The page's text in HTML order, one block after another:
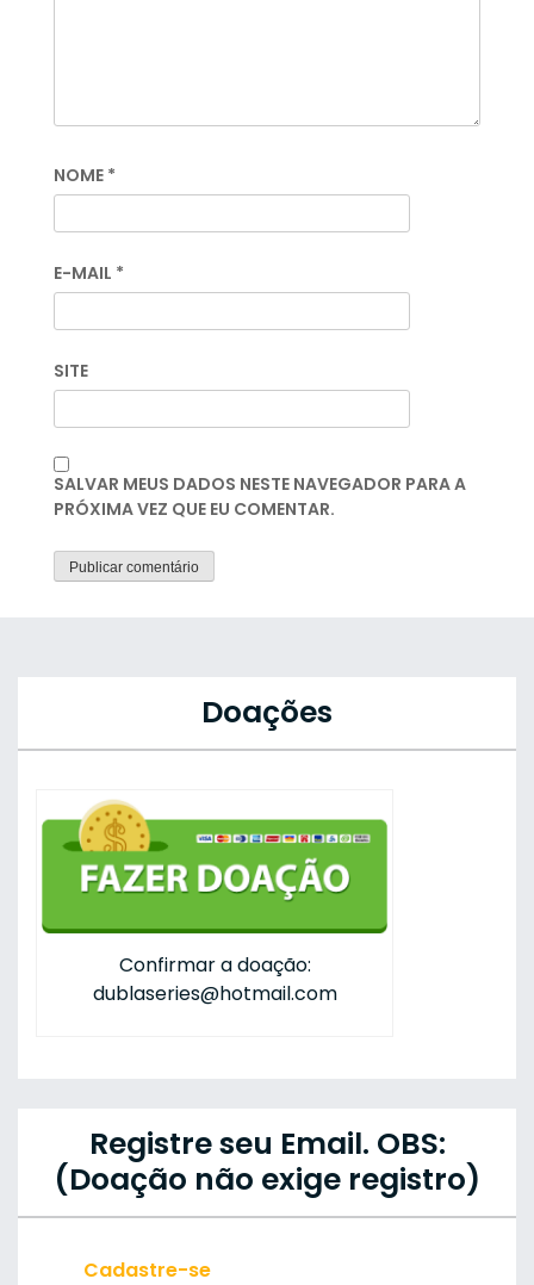
NOME *
E-MAIL *
SITE
SALVAR MEUS DADOS NESTE NAVEGADOR PARA A
PRÓXIMA VEZ QUE EU COMENTAR.
Doações
Confirmar a doação:
dublaseries@hotmail.com
Registre seu Email. OBS:
(Doação não exige registro)
Cadastre-se